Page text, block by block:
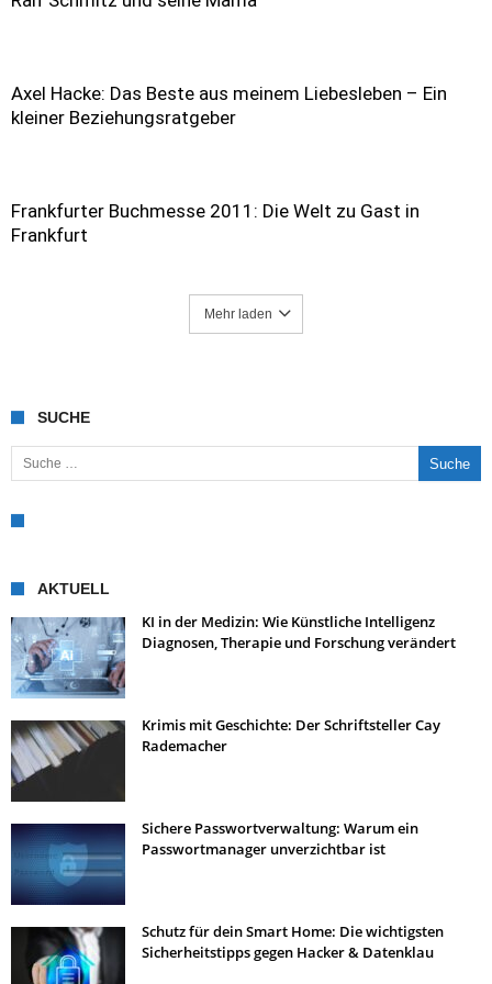
Axel Hacke: Das Beste aus meinem Liebesleben – Ein
kleiner Beziehungsratgeber
Frankfurter Buchmesse 2011: Die Welt zu Gast in
Frankfurt
Mehr laden
SUCHE
Suche nach:
AKTUELL
KI in der Medizin: Wie Künstliche Intelligenz
Diagnosen, Therapie und Forschung verändert
Krimis mit Geschichte: Der Schriftsteller Cay
Rademacher
Sichere Passwortverwaltung: Warum ein
Passwortmanager unverzichtbar ist
Schutz für dein Smart Home: Die wichtigsten
Sicherheitstipps gegen Hacker & Datenklau